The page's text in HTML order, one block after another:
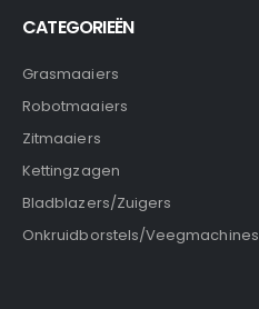
CATEGORIEËN
Grasmaaiers
Robotmaaiers
Zitmaaiers
Kettingzagen
Bladblazers/Zuigers
Onkruidborstels/Veegmachines